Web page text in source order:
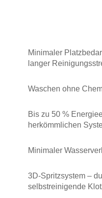
Minimaler
langer
Waschen ohne
Bis zu 50 %
herkömmlichen
Minimaler
3D-Spritzsystem –
selbstreinigende